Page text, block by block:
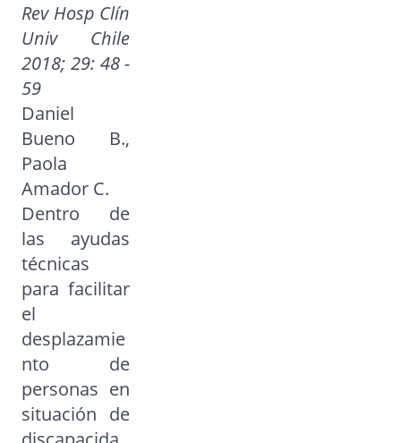
Rev Hosp Clín
Univ Chile
2018; 29: 48 -
59
Daniel
Bueno B.,
Paola
Amador C.
Dentro de
las ayudas
técnicas
para facilitar
el
desplazamie
nto de
personas en
situación de